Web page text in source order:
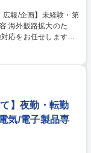
応をお任せします。
～2ヶ月ほど製造現場
が充実しておりま
】夜勤・転勤
気/電子製品専